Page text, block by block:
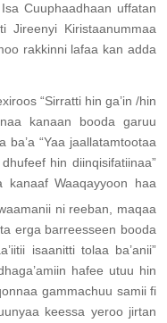
Cuuphaadhaan uffatan
Jireenyi Kiristaanummaa
rakkinni lafaa kan adda
“Sirratti hin ga’in /hin
kanaan booda garuu
“Yaa jaallatamtootaa
hin diinqisifatiinaa”
kanaaf Waaqayyoon haa
ni reeban, maqaa
erga barreesseen booda
isaanitti tolaa ba’anii”
hafee utuu hin
gammachuu samii fi
keessa yeroo jirtan